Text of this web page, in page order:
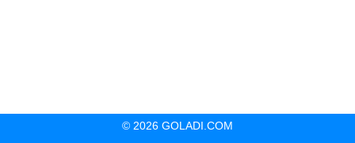
© 2026 GOLADI.COM